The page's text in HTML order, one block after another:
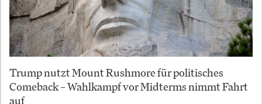
Trump nutzt Mount Rushmore für politisches
Comeback – Wahlkampf vor Midterms nimmt Fahrt
auf